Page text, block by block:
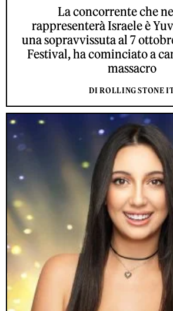
La concorrente che
rappresenterà Israele è
una sopravvissuta al 7
Festival, ha cominciato a
massacro
DI ROLLING STONE